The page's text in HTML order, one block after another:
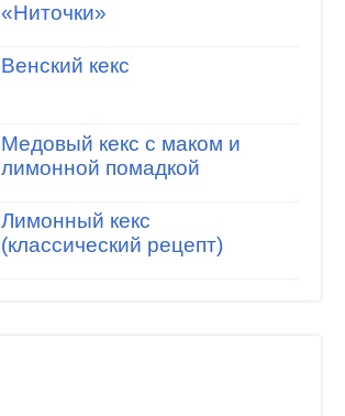
«Ниточки»
Венский кекс
Медовый кекс с маком и
лимонной помадкой
Лимонный кекс
(классический рецепт)